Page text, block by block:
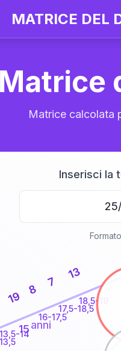
MATRICE DEL
Matrice
Matrice calcolata
Inserisci la
13,5-14
16-17,5
17,5-18,5
18,5-19
19 8
7
13
15anni